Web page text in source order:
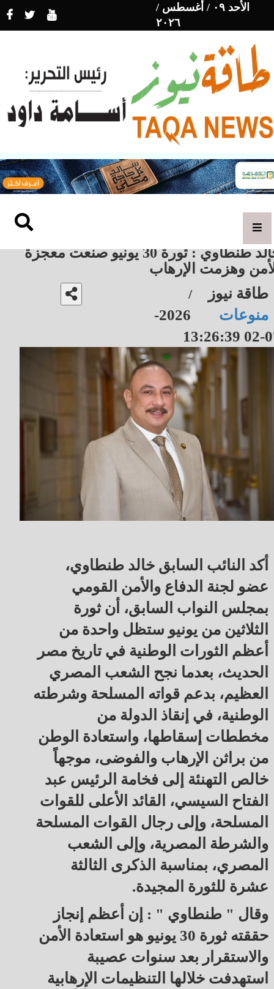
الأحد ٠٩ / أغسطس /
٢٠٢٦
خالد طنطاوي : ثورة 30 يونيو صنعت معجزة
وهزمت الإرهاب
طاقة نيوز /
منوعات
2026-
07-02
أكد النائب السابق خالد طنطاوي،
عضو لجنة الدفاع والأمن القومي
بمجلس النواب السابق، أن ثورة
الثلاثين من يونيو ستظل واحدة من
أعظم الثورات الوطنية في تاريخ مصر
الحديث، بعدما نجح الشعب المصري
العظيم، بدعم قواته المسلحة وشرطته
الوطنية، في إنقاذ الدولة من
مخططات إسقاطها، واستعادة الوطن
من براثن الإرهاب والفوضى، موجهاً
خالص التهنئة إلى فخامة الرئيس عبد
الفتاح السيسي، القائد الأعلى للقوات
المسلحة، وإلى رجال القوات المسلحة
والشرطة المصرية، وإلى الشعب
المصري، بمناسبة الذكرى الثالثة
عشرة للثورة المجيدة.
وقال " طنطاوي " : إن أعظم إنجاز
حققته ثورة 30 يونيو هو استعادة الأمن
والاستقرار بعد سنوات عصيبة
استهدفت خلالها التنظيمات الإرهابية